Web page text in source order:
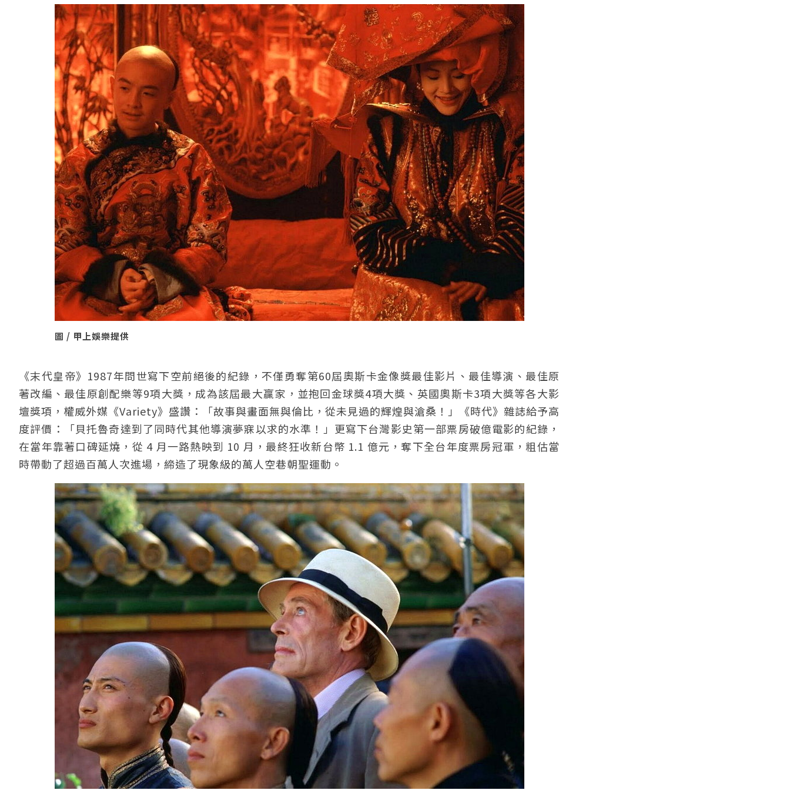
圖 / 甲上娛樂提供
《末代皇帝》1987年問世寫下空前絕後的紀錄，不僅勇奪第60屆奧斯卡金像獎最佳影片、最佳導演、最佳原
著改編、最佳原創配樂等9項大獎，成為該屆最大贏家，並抱回金球獎4項大獎、英國奧斯卡3項大獎等各大影
壇獎項，權威外媒《Variety》盛讚：「故事與畫面無與倫比，從未見過的輝煌與滄桑！」《時代》雜誌給予高
度評價：「貝托魯奇達到了同時代其他導演夢寐以求的水準！」更寫下台灣影史第一部票房破億電影的紀錄，
在當年靠著口碑延燒，從 4 月一路熱映到 10 月，最終狂收新台幣 1.1 億元，奪下全台年度票房冠軍，粗估當
時帶動了超過百萬人次進場，締造了現象級的萬人空巷朝聖運動。